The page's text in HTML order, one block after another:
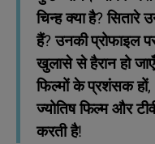
चिन्ह क्या है?
हैं? उनकी प्रोफाइल
खुलासे से हैरान हो
फिल्मों के प्रशंसक
ज्योतिष फिल्म और
करती है!